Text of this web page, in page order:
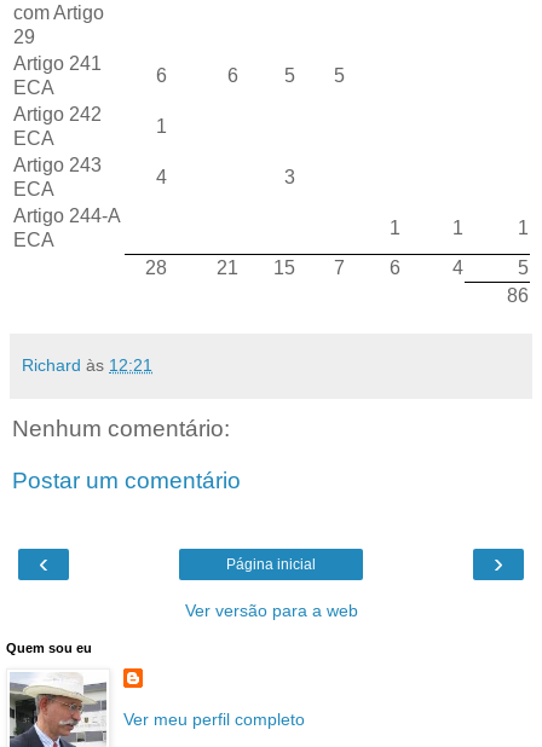
com Artigo
29
Artigo 241
ECA
6 6 5
5
Artigo 242
ECA
1
Artigo 243
ECA
4
3
Artigo 244-A
ECA
1 1
1
28
21 15 7 6 4
5
86
Richard às 12:21
Nenhum comentário:
Postar um comentário
‹ ›
Página inicial
Ver versão para a web
Quem sou eu
Ver meu perfil completo